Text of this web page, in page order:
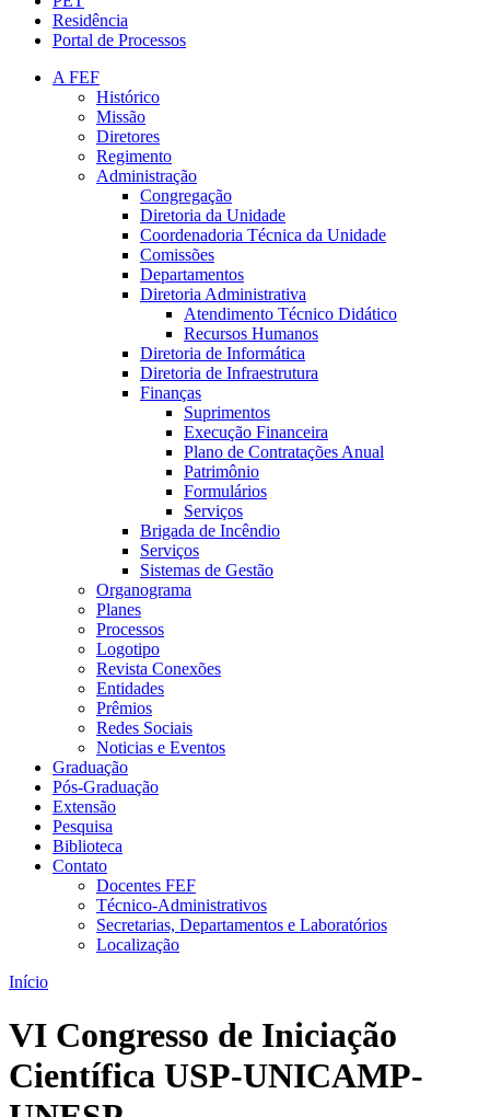
Residência
Portal de Processos
A FEF
Histórico
Missão
Diretores
Regimento
Administração
Congregação
Diretoria da Unidade
Coordenadoria Técnica da Unidade
Comissões
Departamentos
Diretoria Administrativa
Atendimento Técnico Didático
Recursos Humanos
Diretoria de Informática
Diretoria de Infraestrutura
Finanças
Suprimentos
Execução Financeira
Plano de Contratações Anual
Patrimônio
Formulários
Serviços
Brigada de Incêndio
Serviços
Sistemas de Gestão
Organograma
Planes
Processos
Logotipo
Revista Conexões
Entidades
Prêmios
Redes Sociais
Noticias e Eventos
Graduação
Pós-Graduação
Extensão
Pesquisa
Biblioteca
Contato
Docentes FEF
Técnico-Administrativos
Secretarias, Departamentos e Laboratórios
Localização
Início
VI Congresso de Iniciação
Científica USP-UNICAMP-